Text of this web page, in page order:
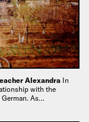
Alexandra In
with the
German. As…